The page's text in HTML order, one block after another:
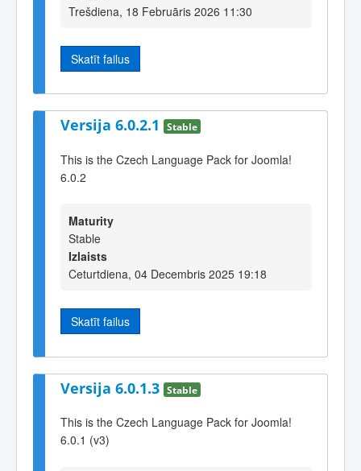
Trešdiena, 18 Februāris 2026 11:30
Skatīt failus
Versija 6.0.2.1 Stable
This is the Czech Language Pack for Joomla!
6.0.2
Maturity
Stable
Izlaists
Ceturtdiena, 04 Decembris 2025 19:18
Skatīt failus
Versija 6.0.1.3 Stable
This is the Czech Language Pack for Joomla!
6.0.1 (v3)